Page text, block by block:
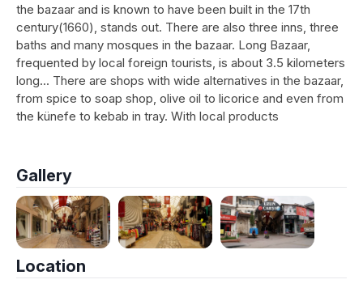
the bazaar and is known to have been built in the 17th
century(1660), stands out. There are also three inns, three
baths and many mosques in the bazaar. Long Bazaar,
frequented by local foreign tourists, is about 3.5 kilometers
long... There are shops with wide alternatives in the bazaar,
from spice to soap shop, olive oil to licorice and even from
the künefe to kebab in tray. With local products
Gallery
Location